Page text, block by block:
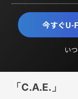
今すぐU-
い
「C.A.E.」